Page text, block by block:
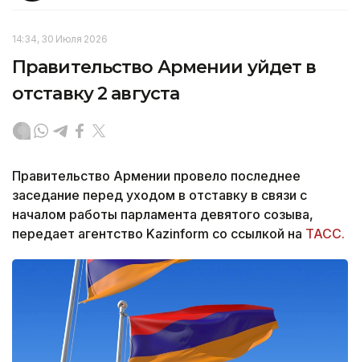
14:34, 30 Июля 2026
Правительство Армении уйдет в
отставку 2 августа
Правительство Армении провело последнее
заседание перед уходом в отставку в связи с
началом работы парламента девятого созыва,
передает агентство Kazinform со ссылкой на ТАСС.